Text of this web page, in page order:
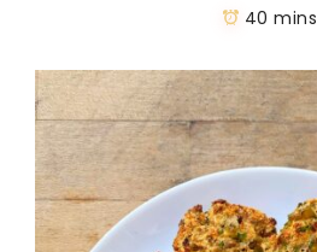
40 mins